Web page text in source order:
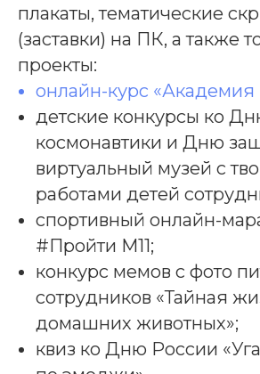
плакаты, тематические
(заставки) на ПК, а также
проекты:
онлайн-курс «Академия
детские конкурсы ко
космонавтики и Дню
виртуальный музей с
работами детей
спортивный онлайн-
#Пройти М11;
конкурс мемов с фото
сотрудников «Тайная
домашних животных»;
квиз ко Дню России